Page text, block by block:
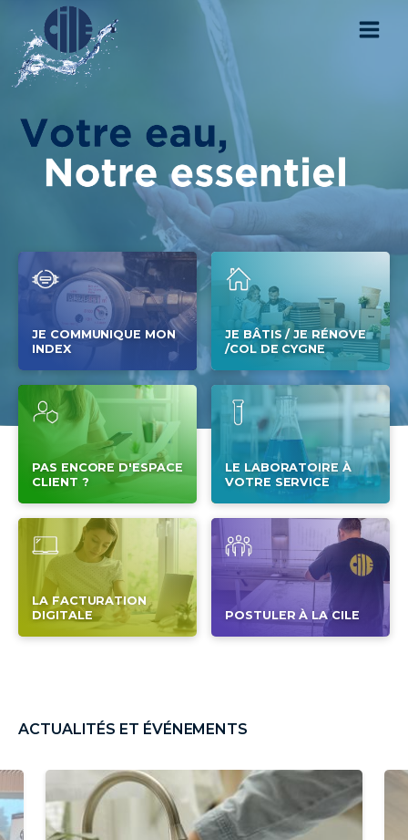
JE COMMUNIQUE MON
INDEX
JE BÂTIS / JE RÉNOVE
/COL DE CYGNE
PAS ENCORE D'ESPACE
CLIENT ?
LE LABORATOIRE À
VOTRE SERVICE
LA FACTURATION
DIGITALE
POSTULER À LA CILE
ACTUALITÉS ET ÉVÉNEMENTS